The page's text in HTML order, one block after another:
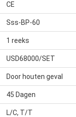
CE
Sss-BP-60
1 reeks
USD68000/SET
Door houten geval
45 Dagen
L/C, T/T